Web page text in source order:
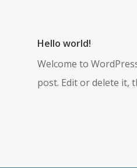
Hello world!
Welcome to
post. Edit or delete it,